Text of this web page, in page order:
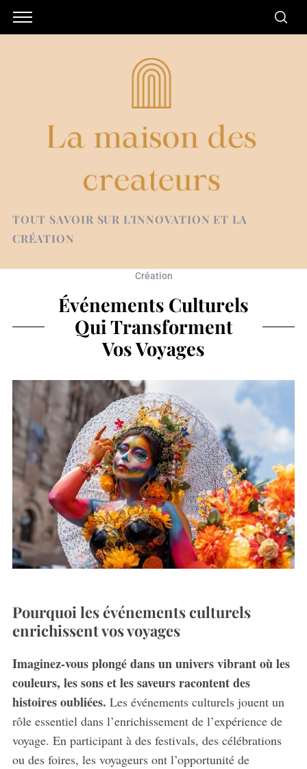
TOUT SAVOIR SUR L'INNOVATION ET LA
CRÉATION
Création
Événements Culturels
Qui Transforment
Vos Voyages
Pourquoi les événements culturels
enrichissent vos voyages
Imaginez-vous plongé dans un univers vibrant où les
couleurs, les sons et les saveurs racontent des
histoires oubliées. Les événements culturels jouent un
rôle essentiel dans l’enrichissement de l’expérience de
voyage. En participant à des festivals, des célébrations
ou des foires, les voyageurs ont l’opportunité de